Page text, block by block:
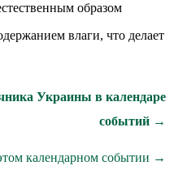
образом
влаги, что делает
Украины в календаре
событий →
календарном событии →